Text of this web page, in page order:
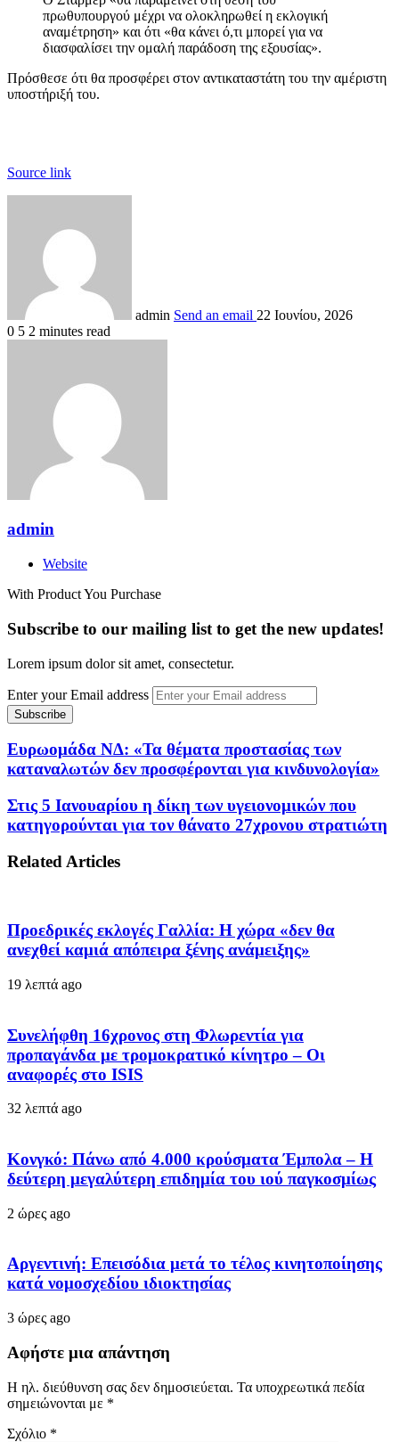
πρωθυπουργού μέχρι να ολοκληρωθεί η εκλογική
αναμέτρηση» και ότι «θα κάνει ό,τι μπορεί για να
διασφαλίσει την ομαλή παράδοση της εξουσίας».
Πρόσθεσε ότι θα προσφέρει στον αντικαταστάτη του την αμέριστη
υποστήριξή του.
Source link
admin Send an email 22 Ιουνίου, 2026
0 5 2 minutes read
admin
Website
With Product You Purchase
Subscribe to our mailing list to get the new updates!
Lorem ipsum dolor sit amet, consectetur.
Enter your Email address
Ευρωομάδα ΝΔ: «Τα θέματα προστασίας των
καταναλωτών δεν προσφέρονται για κινδυνολογία»
Στις 5 Ιανουαρίου η δίκη των υγειονομικών που
κατηγορούνται για τον θάνατο 27χρονου στρατιώτη
Related Articles
Προεδρικές εκλογές Γαλλία: Η χώρα «δεν θα
ανεχθεί καμιά απόπειρα ξένης ανάμειξης»
19 λεπτά ago
Συνελήφθη 16χρονος στη Φλωρεντία για
προπαγάνδα με τρομοκρατικό κίνητρο – Οι
αναφορές στο ISIS
32 λεπτά ago
Κονγκό: Πάνω από 4.000 κρούσματα Έμπολα – Η
δεύτερη μεγαλύτερη επιδημία του ιού παγκοσμίως
2 ώρες ago
Αργεντινή: Επεισόδια μετά το τέλος κινητοποίησης
κατά νομοσχεδίου ιδιοκτησίας
3 ώρες ago
Αφήστε μια απάντηση
Η ηλ. διεύθυνση σας δεν δημοσιεύεται. Τα υποχρεωτικά πεδία
σημειώνονται με *
Σχόλιο *